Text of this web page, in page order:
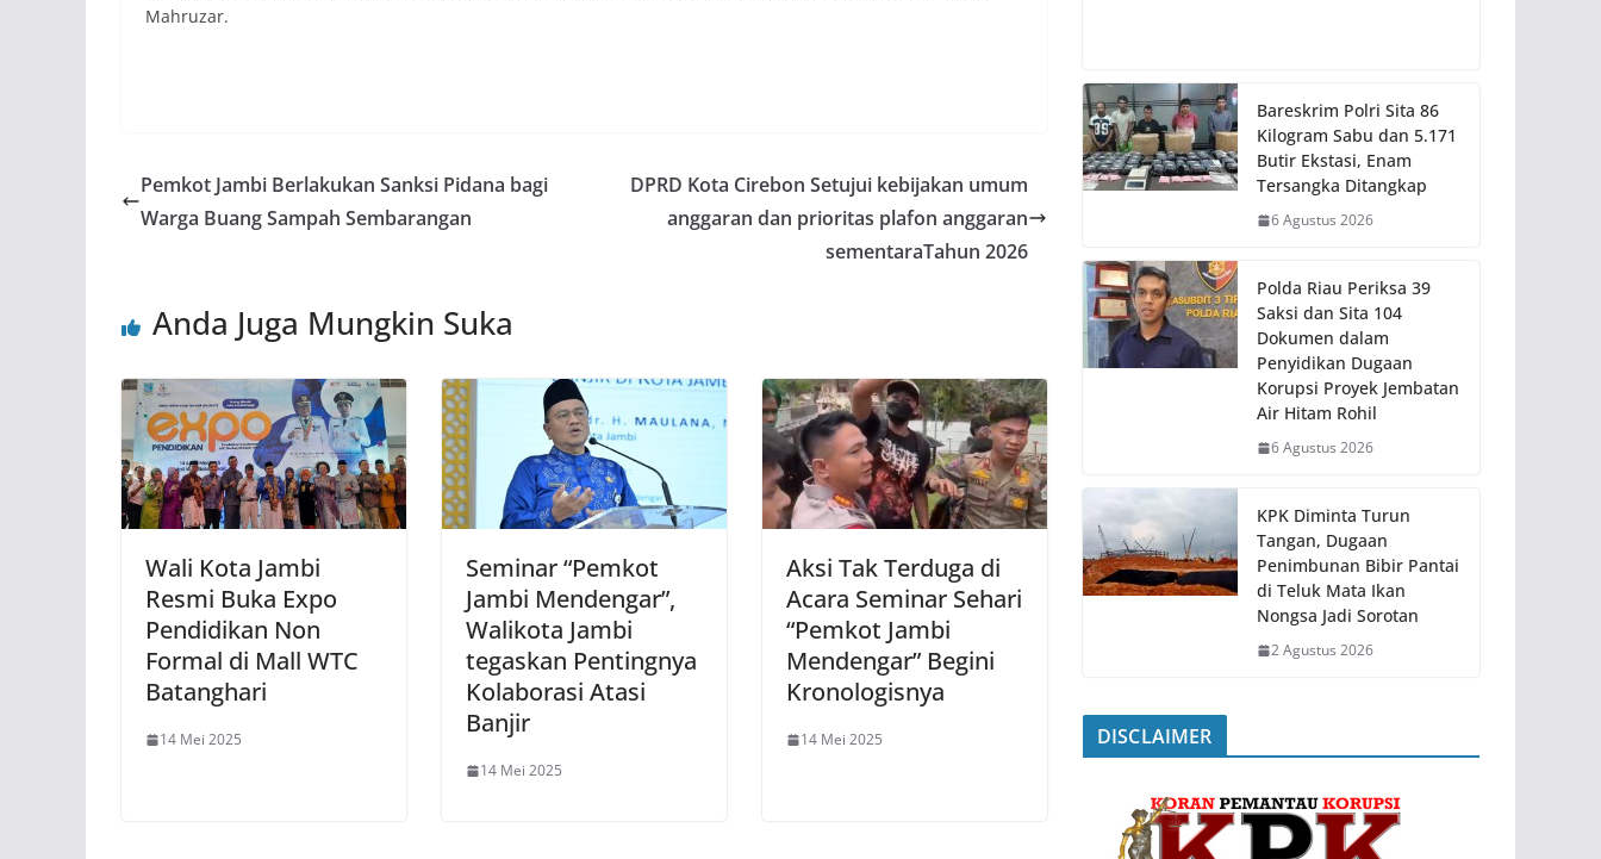
Mahruzar.
Pemkot Jambi Berlakukan Sanksi Pidana bagi
Warga Buang Sampah Sembarangan
DPRD Kota Cirebon Setujui kebijakan umum
anggaran dan prioritas plafon anggaran
sementaraTahun 2026
Anda Juga Mungkin Suka
Wali Kota Jambi
Resmi Buka Expo
Pendidikan Non
Formal di Mall WTC
Batanghari
14 Mei 2025
Seminar “Pemkot
Jambi Mendengar”,
Walikota Jambi
tegaskan Pentingnya
Kolaborasi Atasi
Banjir
14 Mei 2025
Aksi Tak Terduga di
Acara Seminar Sehari
“Pemkot Jambi
Mendengar” Begini
Kronologisnya
14 Mei 2025
Bareskrim Polri Sita 86
Kilogram Sabu dan 5.171
Butir Ekstasi, Enam
Tersangka Ditangkap
6 Agustus 2026
Polda Riau Periksa 39
Saksi dan Sita 104
Dokumen dalam
Penyidikan Dugaan
Korupsi Proyek Jembatan
Air Hitam Rohil
6 Agustus 2026
KPK Diminta Turun
Tangan, Dugaan
Penimbunan Bibir Pantai
di Teluk Mata Ikan
Nongsa Jadi Sorotan
2 Agustus 2026
DISCLAIMER